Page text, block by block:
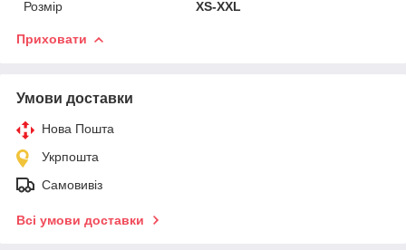
Розмір
XS-XXL
Приховати
Умови доставки
Нова Пошта
Укрпошта
Самовивіз
Всі умови доставки